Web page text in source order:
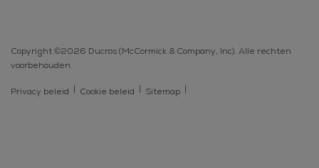
Copyright ©2026 Ducros (McCormick & Company, Inc). Alle rechten
voorbehouden.
Privacy beleid Cookie beleid Sitemap